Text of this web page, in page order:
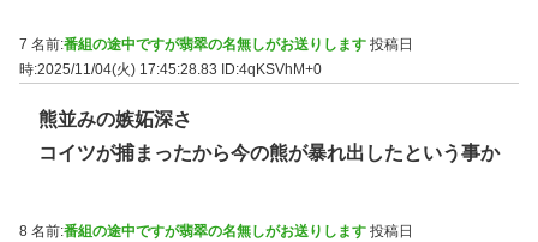
7 名前:番組の途中ですが翡翠の名無しがお送りします 投稿日
時:2025/11/04(火) 17:45:28.83 ID:4qKSVhM+0
熊並みの嫉妬深さ
コイツが捕まったから今の熊が暴れ出したという事か
8 名前:番組の途中ですが翡翠の名無しがお送りします 投稿日